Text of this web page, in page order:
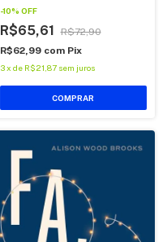
-10% OFF
R$65,61
R$72,90
R$62,99 com Pix
3 x de R$21,87 sem juros
COMPRAR